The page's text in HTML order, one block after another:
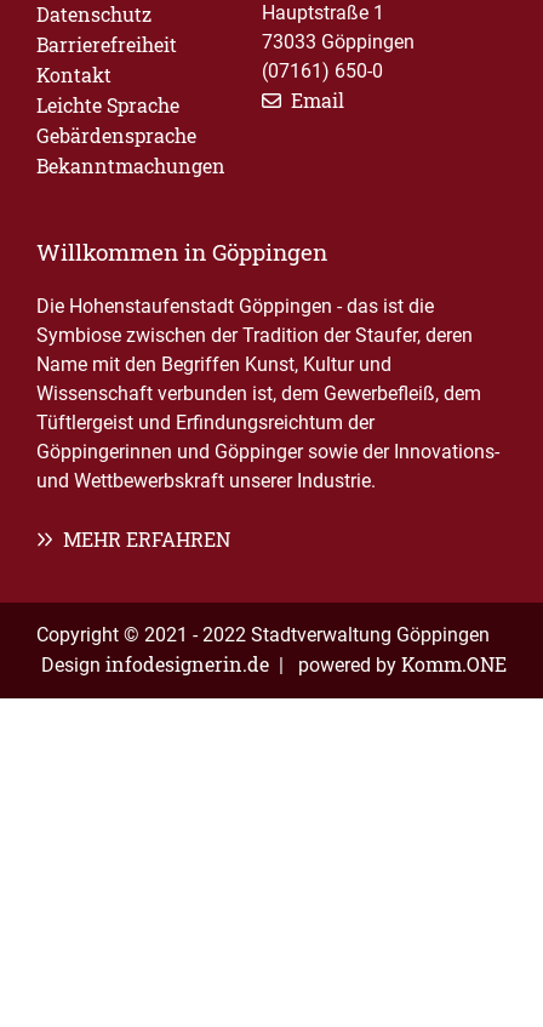
Datenschutz
Barrierefreiheit
Kontakt
Leichte Sprache
Gebärdensprache
Bekanntmachungen
Hauptstraße 1
73033 Göppingen
(07161) 650-0
Email
Willkommen in Göppingen
Die Hohenstaufenstadt Göppingen - das ist die
Symbiose zwischen der Tradition der Staufer, deren
Name mit den Begriffen Kunst, Kultur und
Wissenschaft verbunden ist, dem Gewerbefleiß, dem
Tüftlergeist und Erfindungsreichtum der
Göppingerinnen und Göppinger sowie der Innovations-
und Wettbewerbskraft unserer Industrie.
MEHR ERFAHREN
Copyright © 2021 - 2022 Stadtverwaltung Göppingen
Design infodesignerin.de | powered by Komm.ONE